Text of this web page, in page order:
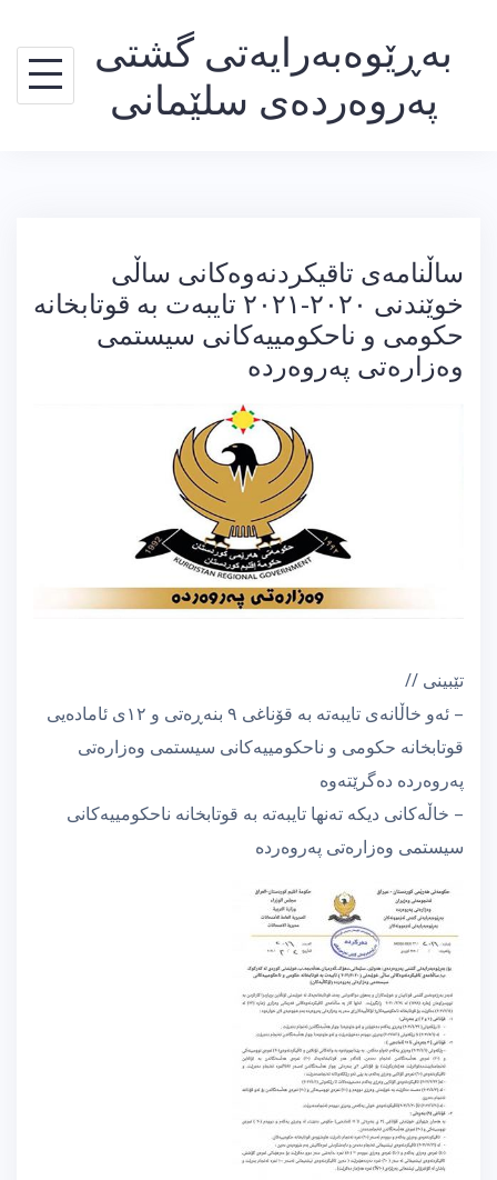
بەڕێوەبەرایەتی گشتی
پەروەردەی سلێمانی
ساڵنامەی تاقیکردنەوەکانی ساڵی
خوێندنی ٢٠٢٠-٢٠٢١ تایبەت بە قوتابخانە
حکومی و ناحکومییەکانی سیستمی
وەزارەتی پەروەردە
تێبینی //
– ئەو خاڵانەی تایبەتە بە قۆناغی ٩ بنەڕەتی و ١٢ی ئامادەیی
قوتابخانە حکومی و ناحکومییەکانی سیستمی وەزارەتی
پەروەردە دەگرێتەوە
– خاڵەکانی دیکە تەنها تایبەتە بە قوتابخانە ناحکومییەکانی
سیستمی وەزارەتی پەروەردە